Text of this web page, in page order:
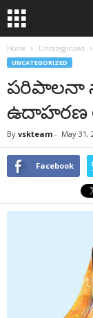
Home Uncategorized
UNCATEGORIZED
పరిపాలనా
By vskteam - May 31,
Facebook